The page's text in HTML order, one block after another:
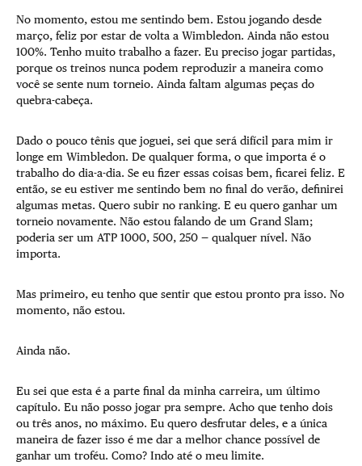
No momento, estou me sentindo bem. Estou jogando desde
março, feliz por estar de volta a Wimbledon. Ainda não estou
100%. Tenho muito trabalho a fazer. Eu preciso jogar partidas,
porque os treinos nunca podem reproduzir a maneira como
você se sente num torneio. Ainda faltam algumas peças do
quebra-cabeça.
Dado o pouco tênis que joguei, sei que será difícil para mim ir
longe em Wimbledon. De qualquer forma, o que importa é o
trabalho do dia-a-dia. Se eu fizer essas coisas bem, ficarei feliz. E
então, se eu estiver me sentindo bem no final do verão, definirei
algumas metas. Quero subir no ranking. E eu quero ganhar um
torneio novamente. Não estou falando de um Grand Slam;
poderia ser um ATP 1000, 500, 250 — qualquer nível. Não
importa.
Mas primeiro, eu tenho que sentir que estou pronto pra isso. No
momento, não estou.
Ainda não.
Eu sei que esta é a parte final da minha carreira, um último
capítulo. Eu não posso jogar pra sempre. Acho que tenho dois
ou três anos, no máximo. Eu quero desfrutar deles, e a única
maneira de fazer isso é me dar a melhor chance possível de
ganhar um troféu. Como? Indo até o meu limite.